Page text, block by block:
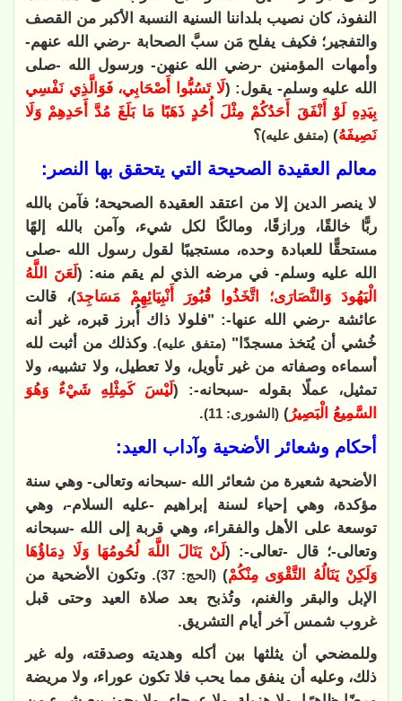
النفوذ، كان نصيب بلداننا السنية النسبة الأكبر من القصف
والتفجير؛ فكيف يفلح مَن سبَّ الصحابة -رضي الله عنهم-
وأمهات المؤمنين -رضي الله عنهن- ورسول الله -صلى
الله عليه وسلم- يقول: (لَا تَسُبُّوا أَصْحَابِي، فَوَالَّذِي نَفْسِي
بِيَدِهِ لَوْ أَنْفَقَ أَحَدُكُمْ مِثْلَ أُحُدٍ ذَهَبًا مَا بَلَغَ مُدَّ أَحَدِهِمْ وَلَا
نَصِيفَهُ) (متفق عليه)؟
معالم العقيدة الصحيحة التي يتحقق بها النصر:
لا ينصر الدين إلا من اعتقد العقيدة الصحيحة؛ فآمن بالله
ربًّا خالقًا، ورازقًا، ومالكًا لكل شيء، وآمن بالله إلهًا
مستحقًّا للعبادة وحده، مستجيبًا لقول رسول الله -صلى
الله عليه وسلم- في مرضه الذي لم يقم منه: (لَعَنَ اللَّهُ
الْيَهُودَ وَالنَّصَارَى؛ اتَّخَذُوا قُبُورَ أَنْبِيَائِهِمْ مَسَاجِدَ)، قالت
عائشة -رضي الله عنها-: "فلولا ذاك أُبرز قبره، غير أنه
خُشي أن يُتخذ مسجدًا"(متفق عليه). وكذلك من أثبت لله
أسماءه وصفاته من غير تأويل، ولا تعطيل، ولا تشبيه، ولا
تمثيل، عملًا بقوله -سبحانه-: (لَيْسَ كَمِثْلِهِ شَيْءٌ وَهُوَ
السَّمِيعُ الْبَصِيرُ) (الشورى: 11) .
أحكام وشعائر الأضحية وآداب العيد:
الأضحية شعيرة من شعائر الله -سبحانه وتعالى- وهي سنة
مؤكدة، وهي إحياء لسنة إبراهيم -عليه السلام-، وهي
توسعة على الأهل والفقراء، وهي قربة إلى الله -سبحانه
وتعالى-؛ قال -تعالى-: (لَنْ يَنَالَ اللَّهَ لُحُومُهَا وَلَا دِمَاؤُهَا
وَلَكِنْ يَنَالُهُ التَّقْوَى مِنْكُمْ)(الحج: 37)
. وتكون الأضحية من
الإبل والبقر والغنم، وتُذبح بعد صلاة العيد وحتى قبل
غروب شمس آخر أيام التشريق.
وللمضحي أن يثلثها بين أكله وهديته وصدقته، وله غير
ذلك، وعليه أن ينفق مما يحب فلا تكون عوراء، ولا مريضة